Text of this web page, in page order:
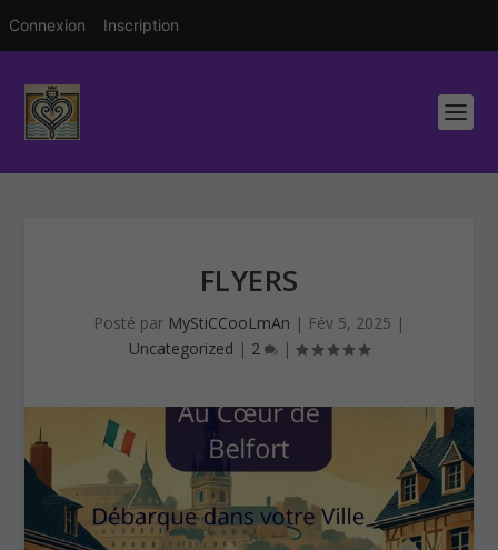
FLYERS
Posté par MyStiCCooLmAn | Fév 5, 2025 |
Uncategorized | 2 |
Connexion Inscription